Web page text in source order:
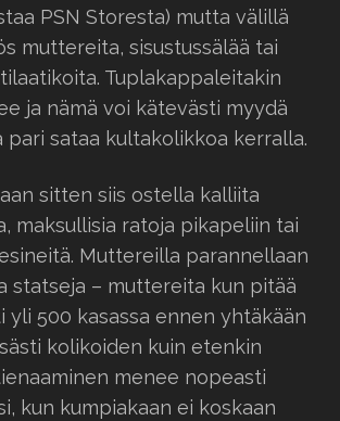
PSN Storesta) mutta välillä
muttereita, sisustussälää tai
Tuplakappaleitakin
ja nämä voi kätevästi myydä
pari sataa kultakolikkoa kerralla.
sitten siis ostella kalliita
maksullisia ratoja pikapeliin tai
Muttereilla parannellaan
statseja – muttereita kun pitää
yli 500 kasassa ennen yhtäkään
kolikoiden kuin etenkin
menee nopeasti
kun kumpiakaan ei koskaan